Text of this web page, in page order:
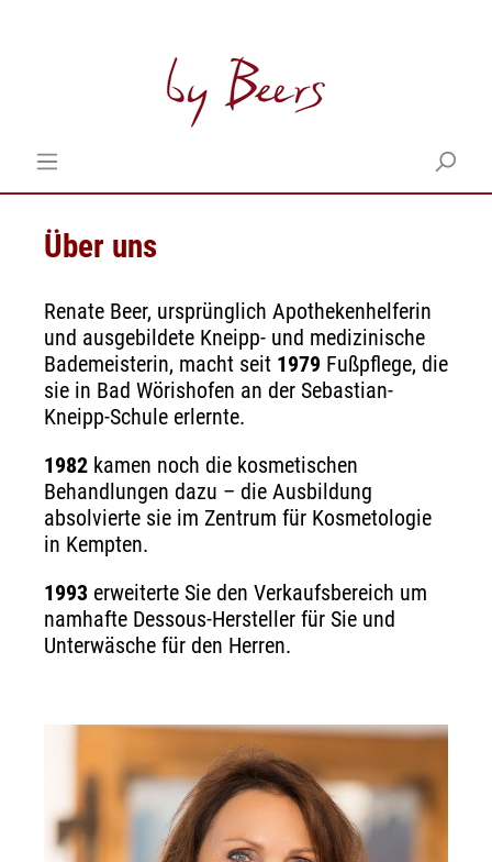
Über uns
Renate Beer, ursprünglich Apothekenhelferin
und ausgebildete Kneipp- und medizinische
Bademeisterin, macht seit 1979 Fußpflege, die
sie in Bad Wörishofen an der Sebastian-
Kneipp-Schule erlernte.
1982 kamen noch die kosmetischen
Behandlungen dazu – die Ausbildung
absolvierte sie im Zentrum für Kosmetologie
in Kempten.
1993 erweiterte Sie den Verkaufsbereich um
namhafte Dessous-Hersteller für Sie und
Unterwäsche für den Herren.